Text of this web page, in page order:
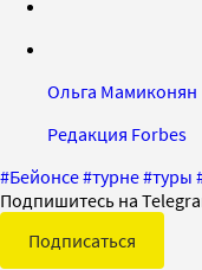
Ольга Мамиконян
Редакция Forbes
#Бейонсе#турне#туры
Подпишитесь на
Подписаться